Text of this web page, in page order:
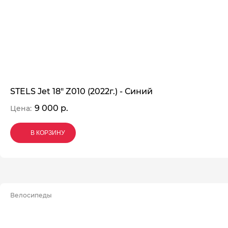
STELS Jet 18" Z010 (2022г.) - Синий
Цена: 9 000 р.
В КОРЗИНУ
В КОРЗИНУ
В КОРЗИНУ
Велосипеды